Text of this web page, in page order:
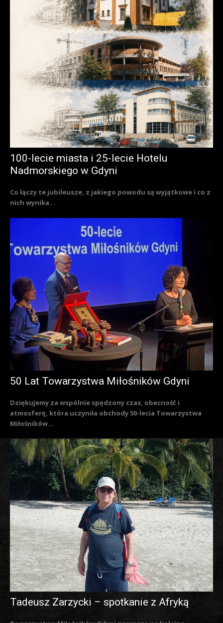
100-lecie miasta i 25-lecie Hotelu
Nadmorskiego w Gdyni
Co łączy te jubileusze, z jakiego powodu są wyjątkowe i co z
nich wynika...
50 Lat Towarzystwa Miłośników Gdyni
Dziękujemy za wspólnie spędzony czas, obecność i
atmosferę, która uczyniła obchody 50-lecia Towarzystwa
Miłośników...
Tadeusz Zarzycki – spotkanie z Afryką